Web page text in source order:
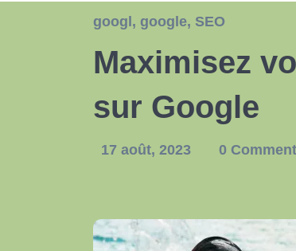
googl , google, SEO
Maximisez
sur Google
17 août, 2023 0